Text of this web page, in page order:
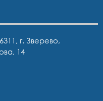
г. Зверево,
14